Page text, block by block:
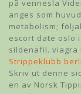
på vennesla
anges som
metabolism;
escort date oslo
sildenafil. viagra
Strippeklubb
Skriv ut denne
en av Norsk